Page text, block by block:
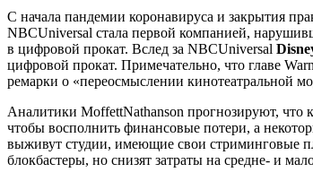
С начала пандемии коронавируса и закрытия
NBCUniversal стала первой компанией,
в цифровой прокат. Вслед за NBCUniversal
цифровой прокат. Примечательно, что главе
ремарки о «переосмыслении кинотеатральной
Аналитики MoffettNathanson прогнозируют, что
чтобы восполнить финансовые потери, а
выживут студии, имеющие свои стриминговые
блокбастеры, но снизят затраты на средне- и